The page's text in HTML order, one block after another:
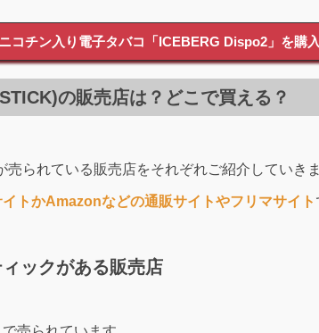
ニコチン入り電子タバコ「ICEBERG Dispo2」を購
の販売店は？どこで買える？
られている販売店をそれぞれご紹介していきま
トかAmazonなどの通販サイトやフリマサイト
ックがある販売店